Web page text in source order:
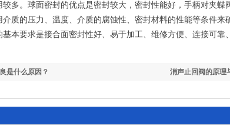
较多。球面密封的优点是密封较大，密封性能好，手柄对夹蝶
介质的压力、温度、介质的腐蚀性、密封材料的性能等条件来
基本要求是接合面密封性好、易于加工、维修方便、连接可靠
消声止回阀的原理
是什么原因？